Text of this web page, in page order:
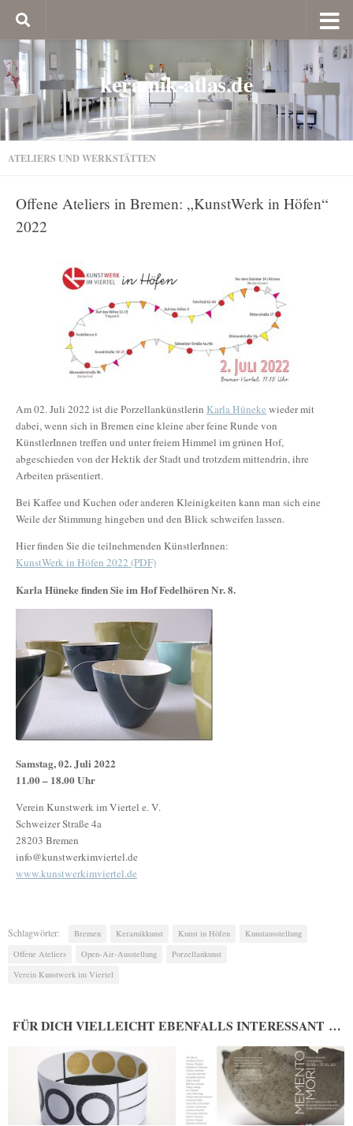
keramik-atlas.de
ATELIERS UND WERKSTÄTTEN
Offene Ateliers in Bremen: „KunstWerk in Höfen“
2022
Am 02. Juli 2022 ist die Porzellankünstlerin Karla Hüneke wieder mit
dabei, wenn sich in Bremen eine kleine aber feine Runde von
KünstlerInnen treffen und unter freiem Himmel im grünen Hof,
abgeschieden von der Hektik der Stadt und trotzdem mittendrin, ihre
Arbeiten präsentiert.
Bei Kaffee und Kuchen oder anderen Kleinigkeiten kann man sich eine
Weile der Stimmung hingeben und den Blick schweifen lassen.
Hier finden Sie die teilnehmenden KünstlerInnen:
KunstWerk in Höfen 2022 (PDF)
Karla Hüneke finden Sie im Hof Fedelhören Nr. 8.
Samstag, 02. Juli 2022
11.00 – 18.00 Uhr
Verein Kunstwerk im Viertel e. V.
Schweizer Straße 4a
28203 Bremen
info@kunstwerkimviertel.de
www.kunstwerkimviertel.de
Schlagwörter: Bremen Keramikkunst Kunst in Höfen
Kunstausstellung
Offene Ateliers
Open-Air-Ausstellung
Porzellankunst
Verein Kunstwerk im Viertel
FÜR DICH VIELLEICHT EBENFALLS INTERESSANT …